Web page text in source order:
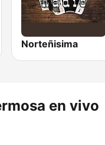
Norteñisima
en vivo